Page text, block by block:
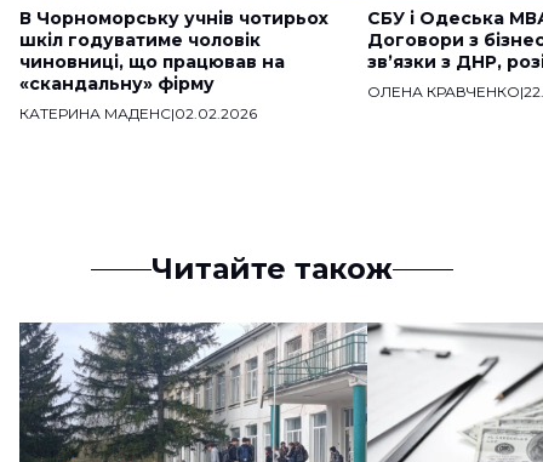
В Чорноморську учнів чотирьох
шкіл годуватиме чоловік
чиновниці, що працював на
«скандальну» фірму
КАТЕРИНА МАДЕНС|02.02.2026
СБУ і Одеська
Договори з
звʼязки з ДНР,
ОЛЕНА КРАВЧЕНКО|
Читайте також